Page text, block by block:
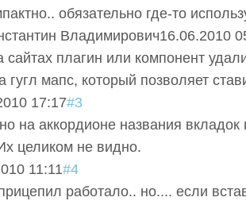
обязательно где-то
Владимирович16.06.2010
сайтах плагин или компонент
гугл мапс, который позволяет
17:17#3
на аккордионе названия вкладок
целиком не видно.
11:11#4
работало.. но.... если